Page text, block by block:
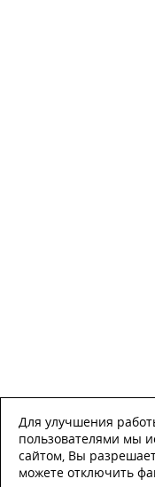
Для улучшения
пользователями мы
сайтом, Вы
можете отключить